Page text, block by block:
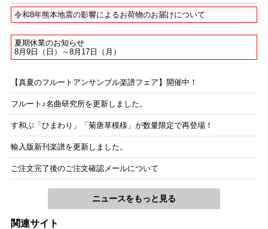
令和8年熊本地震の影響によるお荷物のお届けについて
夏期休業のお知らせ
8月9日（日）～8月17日（月）
【真夏のフルートアンサンブル楽譜フェア】開催中！
フルート♪名曲研究所を更新しました。
す和ぶ「ひまわり」「菊唐草模様」が数量限定で再登場！
輸入版新刊楽譜を更新しました。
ご注文完了後のご注文確認メールについて
ニュースをもっと見る
関連サイト